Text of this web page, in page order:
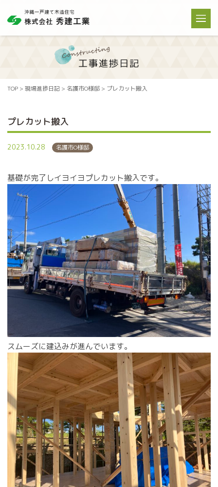
TOP > 現場進捗日記 > 名護市O様邸 > プレカット搬入
プレカット搬入
2023.10.28 名護市O様邸
基礎が完了しイヨイヨプレカット搬入です。
スムーズに建込みが進んでいます。